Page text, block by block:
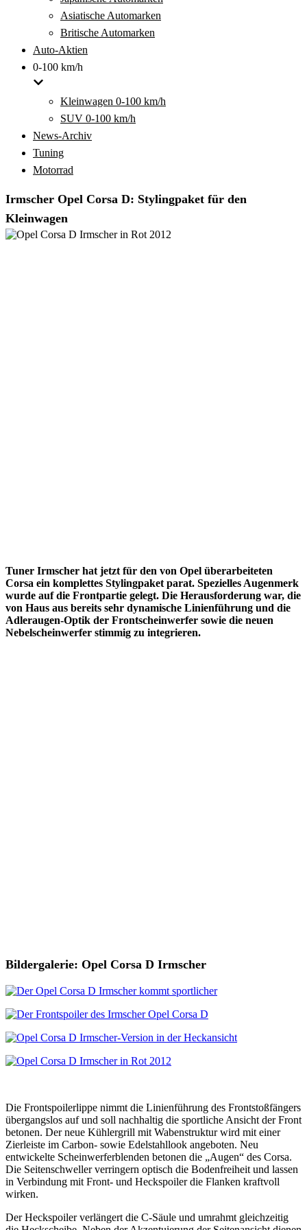
Asiatische Automarken
Britische Automarken
Auto-Aktien
0-100 km/h
Kleinwagen 0-100 km/h
SUV 0-100 km/h
News-Archiv
Tuning
Motorrad
Irmscher Opel Corsa D: Stylingpaket für den
Kleinwagen
Tuner Irmscher hat jetzt für den von Opel überarbeiteten
Corsa ein komplettes Stylingpaket parat. Spezielles Augenmerk
wurde auf die Frontpartie gelegt. Die Herausforderung war, die
von Haus aus bereits sehr dynamische Linienführung und die
Adleraugen-Optik der Frontscheinwerfer sowie die neuen
Nebelscheinwerfer stimmig zu integrieren.
Bildergalerie: Opel Corsa D Irmscher
Die Frontspoilerlippe nimmt die Linienführung des Frontstoßfängers
übergangslos auf und soll nachhaltig die sportliche Ansicht der Front
betonen. Der neue Kühlergrill mit Wabenstruktur wird mit einer
Zierleiste im Carbon- sowie Edelstahllook angeboten. Neu
entwickelte Scheinwerferblenden betonen die „Augen“ des Corsa.
Die Seitenschweller verringern optisch die Bodenfreiheit und lassen
in Verbindung mit Front- und Heckspoiler die Flanken kraftvoll
wirken.
Der Heckspoiler verlängert die C-Säule und umrahmt gleichzeitig